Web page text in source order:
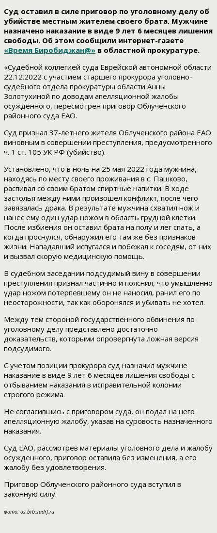
Суд оставил в силе приговор по уголовному делу об
убийстве местным жителем своего брата. Мужчине
назначено наказание в виде 9 лет 6 месяцев лишения
свободы. Об этом сообщили интернет-газете
«Время Биробиджан@» в областной прокуратуре.
«Судебной коллегией суда Еврейской автономной области
22.12.2022 с участием старшего прокурора уголовно-
судебного отдела прокуратуры области Анны
Золотухиной по доводам апелляционной жалобы
осужденного, пересмотрен приговор Облученского
районного суда ЕАО.
Суд признал 37-летнего жителя Облученского района ЕАО
виновным в совершении преступления, предусмотренного
ч. 1 ст. 105 УК РФ (убийство).
Установлено, что в ночь на 25 мая 2022 года мужчина,
находясь по месту своего проживания в с. Пашково,
распивал со своим братом спиртные напитки. В ходе
застолья между ними произошел конфликт, после чего
завязалась драка. В результате мужчина схватил нож и
нанес ему один удар ножом в область грудной клетки.
После избиения он оставил брата на полу и лег спать, а
когда проснулся, обнаружил его там же без признаков
жизни. Нападавший испугался и побежал к соседям, от них
и вызвал скорую медицинскую помощь.
В судебном заседании подсудимый вину в совершении
преступления признал частично и пояснил, что умышленно
удар ножом потерпевшему он не наносил, ранил его по
неосторожности, так как оборонялся и убивать не хотел.
Между тем стороной государственного обвинения по
уголовному делу представлено достаточно
доказательств, которыми опровергнута ложная версия
подсудимого.
С учетом позиции прокурора суд назначил мужчине
наказание в виде 9 лет 6 месяцев лишения свободы с
отбыванием наказания в исправительной колонии
строгого режима.
Не согласившись с приговором суда, он подал на него
апелляционную жалобу, указав на суровость назначенного
наказания.
Суд ЕАО, рассмотрев материалы уголовного дела и жалобу
осужденного, приговор оставила без изменения, а его
жалобу без удовлетворения.
Приговор Облученского районного суда вступил в
законную силу.
фото: os.brb.sudrf.ru